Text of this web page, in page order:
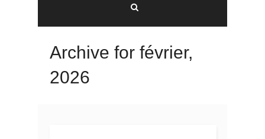
Archive for février,
2026